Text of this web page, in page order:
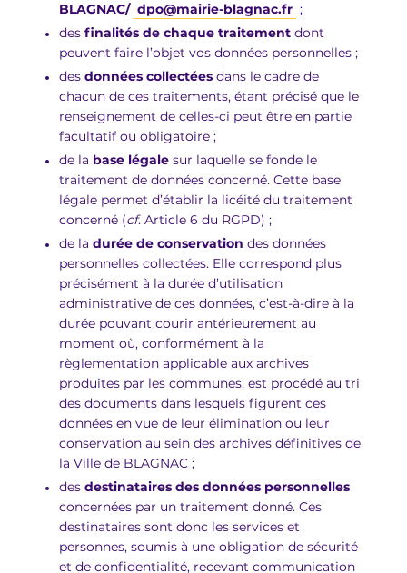
BLAGNAC/ dpo@mairie-blagnac.fr ;
des finalités de chaque traitement dont
peuvent faire l’objet vos données personnelles ;
des données collectées dans le cadre de
chacun de ces traitements, étant précisé que le
renseignement de celles-ci peut être en partie
facultatif ou obligatoire ;
de la base légale sur laquelle se fonde le
traitement de données concerné. Cette base
légale permet d’établir la licéité du traitement
concerné (cf. Article 6 du RGPD) ;
de la durée de conservation des données
personnelles collectées. Elle correspond plus
précisément à la durée d’utilisation
administrative de ces données, c’est-à-dire à la
durée pouvant courir antérieurement au
moment où, conformément à la
règlementation applicable aux archives
produites par les communes, est procédé au tri
des documents dans lesquels figurent ces
données en vue de leur élimination ou leur
conservation au sein des archives définitives de
la Ville de BLAGNAC ;
des destinataires des données personnelles
concernées par un traitement donné. Ces
destinataires sont donc les services et
personnes, soumis à une obligation de sécurité
et de confidentialité, recevant communication